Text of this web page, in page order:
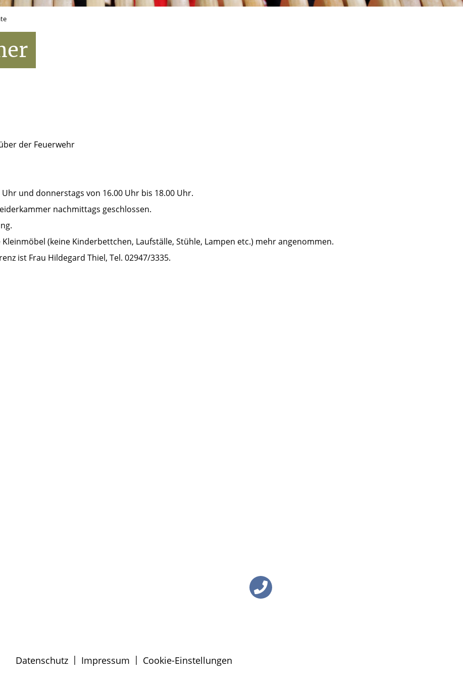
der Feuerwehr
und donnerstags von 16.00 Uhr bis 18.00 Uhr.
nachmittags geschlossen.
(keine Kinderbettchen, Laufställe, Stühle, Lampen etc.) mehr angenommen.
ist Frau Hildegard Thiel, Tel. 02947/3335.
Datenschutz | Impressum | Cookie-Einstellungen